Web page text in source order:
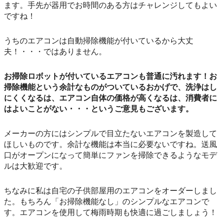
ます。手先が器用でお時間のある方はチャレンジしてもよい
ですね！
うちのエアコンは自動掃除機能が付いているから大丈
夫！・・・ではありません。
お掃除ロボットが付いているエアコンも普通に汚れます！お
掃除機能という余計なものがついているおかげで、洗浄はし
にくくなるは、エアコン自体の価格が高くなるは、消費者に
はよいことがない・・・というご意見もございます。
メーカーの方にはシンプルで目立たないエアコンを製造して
ほしいものです。余計な機能は本当に必要ないですね。送風
口がオープンになって簡単にファンを掃除できるようなモデ
ルは大歓迎です。
ちなみに私は自宅の子供部屋用のエアコンをオーダーしまし
た。もちろん「お掃除機能なし」のシンプルなエアコンで
す。エアコンを使用して梅雨時期も快適に過ごしましょう！